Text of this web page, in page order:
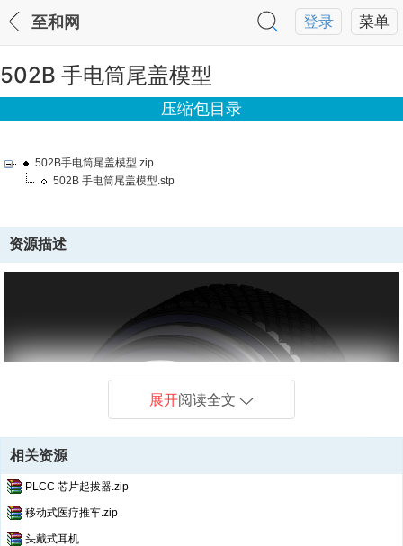
菜单
登录
至和网
502B 手电筒尾盖模型
压缩包目录
502B手电筒尾盖模型.zip
502B 手电筒尾盖模型.stp
资源描述
展开阅读全文
相关资源
PLCC 芯片起拔器.zip
移动式医疗推车.zip
头戴式耳机